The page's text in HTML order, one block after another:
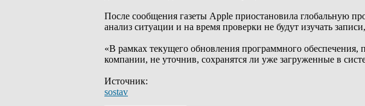
После сообщения газеты Apple приостановила глобальную
анализ ситуации и на время проверки не будут изучать
«В рамках текущего обновления программного обеспечения,
компании, не уточнив, сохранятся ли уже загруженные в
Источник:
sostav